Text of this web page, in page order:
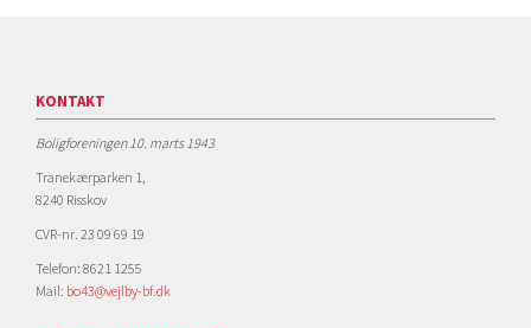
KONTAKT
Boligforeningen 10. marts 1943
Tranekærparken 1,
8240 Risskov
CVR-nr. 23 09 69 19
Telefon: 8621 1255
Mail: bo43@vejlby-bf.dk